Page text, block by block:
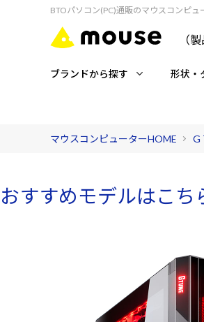
BTOパソコン(PC)通販のマウスコンピュ
（
ブランドから探す 形状・
マウスコンピューターHOME G
おすすめモデルはこち